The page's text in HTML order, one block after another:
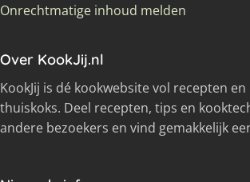
Onrechtmatige inhoud melden
Over KookJij.nl
KookJij is dé kookwebsite vol recepten
thuiskoks. Deel recepten, tips en
andere bezoekers en vind gemakkelijk